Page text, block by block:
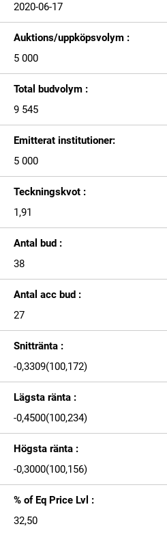
2020-06-17
Auktions/uppköpsvolym :
5 000
Total budvolym :
9 545
Emitterat institutioner:
5 000
Teckningskvot :
1,91
Antal bud :
38
Antal acc bud :
27
Snittränta :
-0,3309(100,172)
Lägsta ränta :
-0,4500(100,234)
Högsta ränta :
-0,3000(100,156)
% of Eq Price Lvl :
32,50